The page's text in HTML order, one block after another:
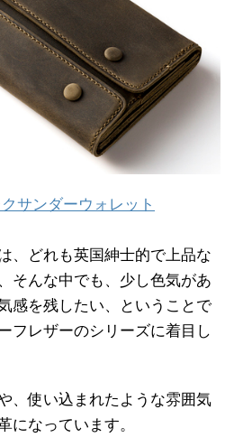
サンダーウォレット
、どれも英国紳士的で上品な
そんな中でも、少し色気があ
感を残したい、ということで
フレザーのシリーズに着目し
、使い込まれたような雰囲気
になっています。